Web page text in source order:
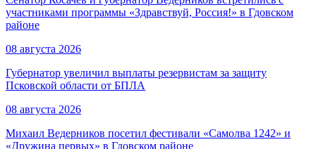
участниками программы «Здравствуй, Россия!» в Гдовском
районе
08 августа 2026
Губернатор увеличил выплаты резервистам за защиту
Псковской области от БПЛА
08 августа 2026
Михаил Ведерников посетил фестивали «Самолва 1242» и
«Дружина первых» в Гдовском районе